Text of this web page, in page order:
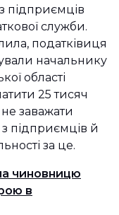
підприємців
служби.
податківиця
начальнику
області
25 тисяч
заважати
підприємців й
за це.
чиновницю
в